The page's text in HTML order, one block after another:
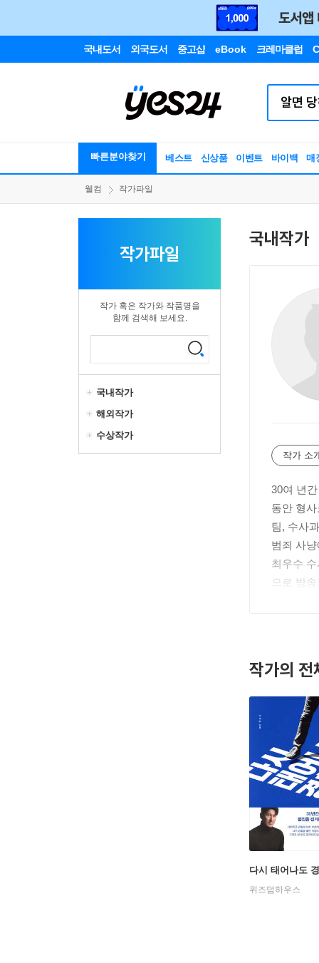
국내도서 외국도서 중고샵 eBook 크레마클럽
빠른분야찾기 베스트 신상품 이벤트 바이백 매
웰컴 작가파일
작가파일
작가 혹은 작가와 작품명을
함께 검색해 보세요.
국내작가
해외작가
수상작가
국내작가
작가 소
30여 년
동안 형
팀, 수사
범죄 사
최우수
으로 방
작가의 전
다시 태어나도
위즈덤하우스